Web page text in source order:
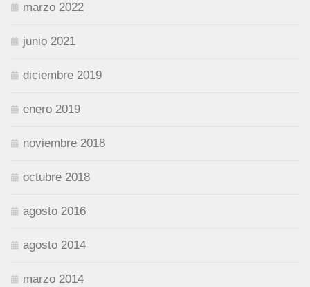
marzo 2022
junio 2021
diciembre 2019
enero 2019
noviembre 2018
octubre 2018
agosto 2016
agosto 2014
marzo 2014